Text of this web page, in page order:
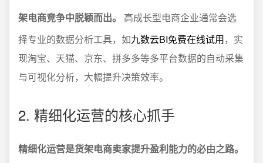
架电商竞争中脱颖而出。
高成长型电商企业通常会选
择专业的数据分析工具，如九数云BI免费在线试用，实
现淘宝、天猫、京东、拼多多等多平台数据的自动采集
与可视化分析，大幅提升决策效率。
2. 精细化运营的核心抓手
精细化运营是货架电商卖家提升盈利能力的必由之路。